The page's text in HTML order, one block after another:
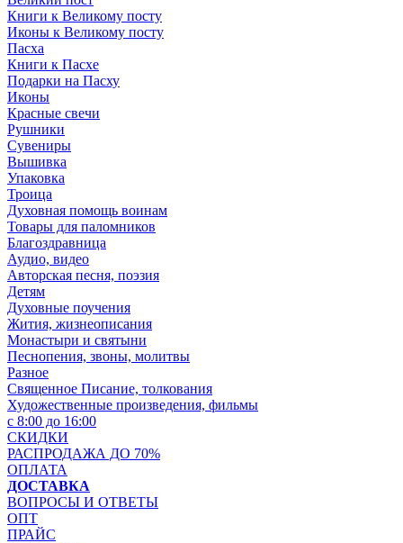
Книги к Великому посту
Иконы к Великому посту
Пасха
Книги к Пасхе
Подарки на Пасху
Иконы
Красные свечи
Рушники
Сувениры
Вышивка
Упаковка
Троица
Духовная помощь воинам
Товары для паломников
Благоздравница
Аудио, видео
Авторская песня, поэзия
Детям
Духовные поучения
Жития, жизнеописания
Монастыри и святыни
Песнопения, звоны, молитвы
Разное
Священное Писание, толкования
Художественные произведения, фильмы
с 8:00 до 16:00
СКИДКИ
РАСПРОДАЖА ДО 70%
ОПЛАТА
ДОСТАВКА
ВОПРОСЫ И ОТВЕТЫ
ОПТ
ПРАЙС